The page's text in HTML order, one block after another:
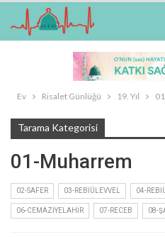
Ev Risalet Günlüğü 19. Yıl
Tarama Kategorisi
01-Muharrem
02-SAFER 03-REBIÜLEVVEL 04-
06-CEMAZIYELAHIR 07-RECEB 08-